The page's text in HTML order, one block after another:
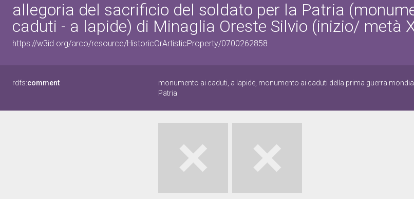
allegoria del sacrificio del soldato per la Patria
caduti - a lapide) di Minaglia Oreste Silvio (inizio/ metà
https://w3id.org/arco/resource/HistoricOrArtisticProperty/0700262858
rdfs:comment
monumento ai caduti, a lapide, monumento ai caduti della prima guerra
Patria